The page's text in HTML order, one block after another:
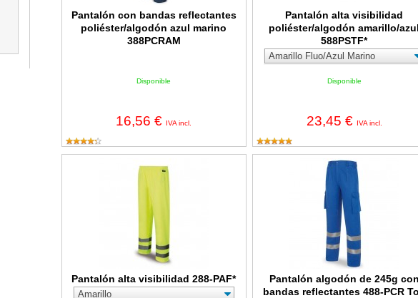
Pantalón con bandas reflectantes
poliéster/algodón azul marino
388PCRAM
Disponible
16,56 € IVA incl.
Pantalón alta visibilidad
poliéster/algodón amarillo/azul
588PSTF*
Disponible
23,45 € IVA incl.
Pantalón alta visibilidad 288-PAF*
Pantalón algodón de 245g con
bandas reflectantes 488-PCR
Pantalón algodón de 245g con